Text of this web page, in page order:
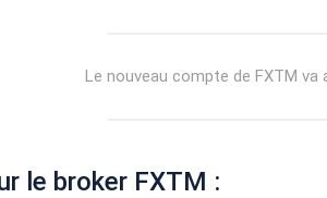
Le nouveau compte de FXTM
le broker FXTM :